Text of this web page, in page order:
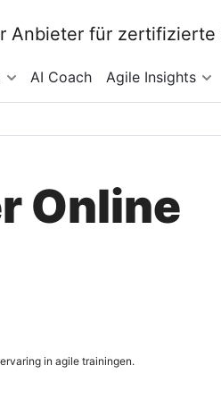
AI Coach Agile Insights
Online
in agile trainingen.